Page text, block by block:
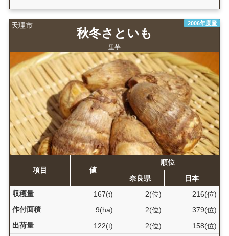
天理市 2006年度産
秋冬さといも
里芋
項目 値
順位
奈良県
日本
収穫量
167(t) 2(位)
216(位)
作付面積
9(ha) 2(位)
379(位)
出荷量
122(t) 2(位) 158(位)